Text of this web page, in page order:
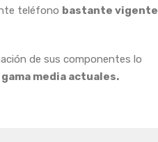
teléfono bastante vigente
de sus componentes lo
media actuales.